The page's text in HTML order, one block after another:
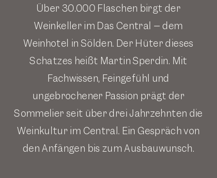
Über 30.000 Flaschen birgt der
Weinkeller im Das Central – dem
Weinhotel in Sölden. Der Hüter dieses
Schatzes heißt Martin Sperdin. Mit
Fachwissen, Feingefühl und
ungebrochener Passion prägt der
Sommelier seit über drei Jahrzehnten die
Weinkultur im Central. Ein Gespräch von
den Anfängen bis zum Ausbauwunsch.